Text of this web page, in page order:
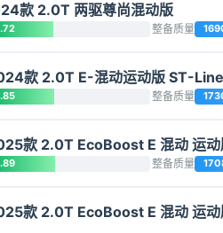
款 2.0T 两驱尊尚混动版
整备质量
款 2.0T E-混动运动版 ST-Line
整备质量
款 2.0T EcoBoost E 混动 运动
整备质量
款 2.0T EcoBoost E 混动 运